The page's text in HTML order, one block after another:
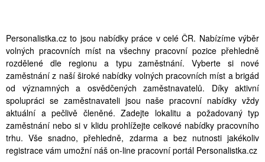
Personalistka.cz to jsou nabídky práce v celé ČR. Nabízíme výběr
volných pracovních míst na všechny pracovní pozice přehledně
rozdělené dle regionu a typu zaměstnání. Vyberte si nové
zaměstnání z naší široké nabídky volných pracovních míst a brigád
od významných a osvědčených zaměstnavatelů. Díky aktivní
spolupráci se zaměstnavateli jsou naše pracovní nabídky vždy
aktuální a pečlivě členěné. Zadejte lokalitu a požadovaný typ
zaměstnání nebo si v klidu prohlížejte celkové nabídky pracovního
trhu. Vše snadno, přehledně, zdarma a bez nutnosti jakékoliv
registrace vám umožní náš on-line pracovní portál Personalistka.cz